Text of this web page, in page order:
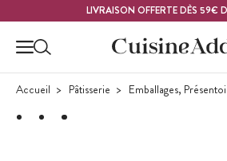
LIVRAISON OFFERTE DÈS 59€
Accueil Pâtisserie Emballages,